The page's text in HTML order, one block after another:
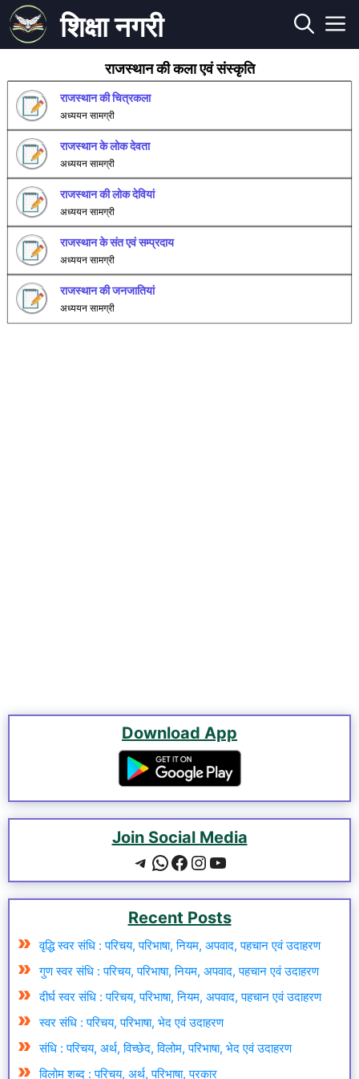
शिक्षा नगरी
राजस्थान की कला एवं संस्कृति
राजस्थान की चित्रकला
अध्ययन सामग्री
राजस्थान के लोक देवता
अध्ययन सामग्री
राजस्थान की लोक देवियां
अध्ययन सामग्री
राजस्थान के संत एवं सम्प्रदाय
अध्ययन सामग्री
राजस्थान की जनजातियां
अध्ययन सामग्री
Download App
Join Social Media
Recent Posts
वृद्धि स्वर संधि : परिचय, परिभाषा, नियम, अपवाद, पहचान एवं उदाहरण
गुण स्वर संधि : परिचय, परिभाषा, नियम, अपवाद, पहचान एवं उदाहरण
दीर्घ स्वर संधि : परिचय, परिभाषा, नियम, अपवाद, पहचान एवं उदाहरण
स्वर संधि : परिचय, परिभाषा, भेद एवं उदाहरण
संधि : परिचय, अर्थ, विच्छेद, विलोम, परिभाषा, भेद एवं उदाहरण
विलोम शब्द : परिचय, अर्थ, परिभाषा, प्रकार